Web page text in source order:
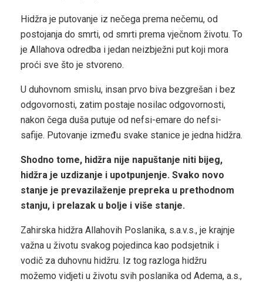
Hidžra je putovanje iz nečega prema nečemu, od
postojanja do smrti, od smrti prema vječnom životu. To
je Allahova odredba i jedan neizbježni put koji mora
proći sve što je stvoreno.
U duhovnom smislu, insan prvo biva bezgrešan i bez
odgovornosti, zatim postaje nosilac odgovornosti,
nakon čega duša putuje od nefsi-emare do nefsi-
safije. Putovanje između svake stanice je jedna hidžra.
Shodno tome, hidžra nije napuštanje niti bijeg,
hidžra je uzdizanje i upotpunjenje. Svako novo
stanje je prevazilaženje prepreka u prethodnom
stanju, i prelazak u bolje i više stanje.
Zahirska hidžra Allahovih Poslanika, s.a.v.s., je krajnje
važna u životu svakog pojedinca kao podsjetnik i
vodič za duhovnu hidžru. Iz tog razloga hidžru
možemo vidjeti u životu svih poslanika od Adema, a.s.,